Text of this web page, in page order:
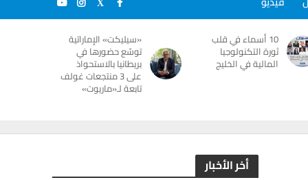
10 أسماء في قلب
ثورة التكنولوجيا
المالية في الخليج
«سيليكت» الإماراتية
توسّع حضورها في
بريطانيا بالاستحواذ
على 3 منتجعات غولف
تابعة لـ«ماريوت»
أخر الأخبار